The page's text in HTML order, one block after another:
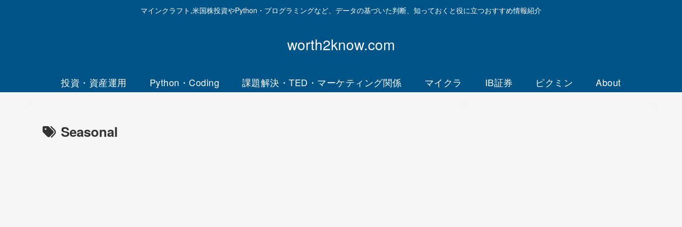
マインクラフト,米国株投資やPython・プログラミングなど、データの基づいた判断、知っておくと役に立つおすすめ情報紹介
worth2know.com
投資・資産運用 Python・Coding 課題解決・TED・マーケティング関係 マイクラ IB証券 ピクミン About
Seasonal